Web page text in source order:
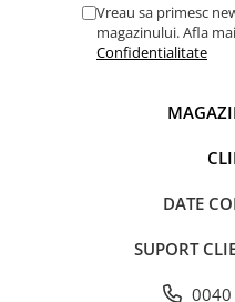
Vreau sa primesc
magazinului. Afla
Confidentialitate
DATE
SUPORT